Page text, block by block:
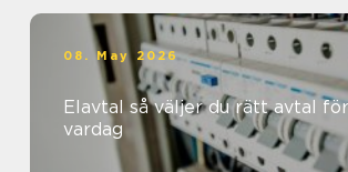
08. May 2026
Elavtal så väljer du rätt avtal för din
vardag